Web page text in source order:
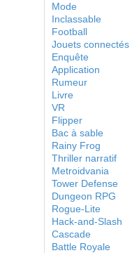
Mode
Inclassable
Football
Jouets connectés
Enquête
Application
Rumeur
Livre
VR
Flipper
Bac à sable
Rainy Frog
Thriller narratif
Metroidvania
Tower Defense
Dungeon RPG
Rogue-Lite
Hack-and-Slash
Cascade
Battle Royale